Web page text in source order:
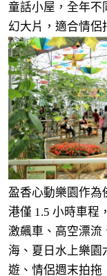
童話小屋，全年不
幻大片，適合情侶
盈香心動樂園作為
港僅 1.5 小時車程
激飆車、高空漂流
海、夏日水上樂園
遊、情侶週末拍拖